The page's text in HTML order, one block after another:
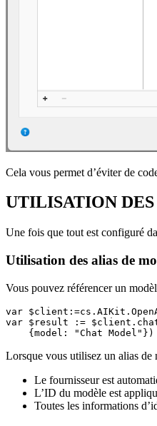
Cela vous permet d’éviter de
UTILISATION DES
Une fois que tout est configuré
Utilisation des alias de
Vous pouvez référencer un
var
var $result :=
    {model: "Chat Model"})
Lorsque vous utilisez un alias de
Le fournisseur est
L’ID du modèle est
Toutes les informations